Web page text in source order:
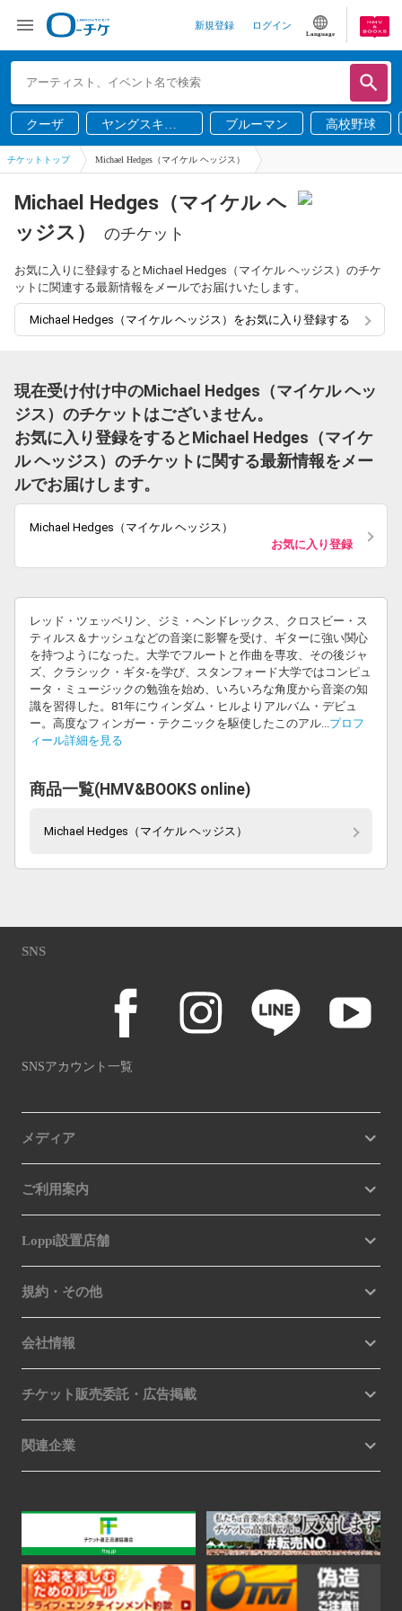
新規登録 ログイン
Language
クーザ
ヤングスキニ
ー
ブルーマン 高校野球
チケットトップ Michael Hedges（マイケル ヘッジス）
Michael Hedges（マイケル ヘ
ッジス）
のチケット
お気に入りに登録するとMichael Hedges（マイケル ヘッジス）のチケ
ットに関連する最新情報をメールでお届けいたします。
Michael Hedges（マイケル ヘッジス）をお気に入り登録する
現在受け付け中のMichael Hedges（マイケル ヘッ
ジス）のチケットはございません。
お気に入り登録をするとMichael Hedges（マイケ
ル ヘッジス）のチケットに関する最新情報をメー
ルでお届けします。
Michael Hedges（マイケル ヘッジス）
お気に入り登録
レッド・ツェッペリン、ジミ・ヘンドレックス、クロスビー・ス
ティルス＆ナッシュなどの音楽に影響を受け、ギターに強い関心
を持つようになった。大学でフルートと作曲を専攻、その後ジャ
ズ、クラシック・ギタ-を学び、スタンフォード大学ではコンピュ
ータ・ミュージックの勉強を始め、いろいろな角度から音楽の知
識を習得した。81年にウィンダム・ヒルよりアルバム・デビュ
ー。高度なフィンガー・テクニックを駆使したこのアル...プロフ
ィール詳細を見る
商品一覧(HMV&BOOKS online)
Michael Hedges（マイケル ヘッジス）
SNS
SNSアカウント一覧
メディア
ご利用案内
Loppi設置店舗
規約・その他
会社情報
チケット販売委託・広告掲載
関連企業